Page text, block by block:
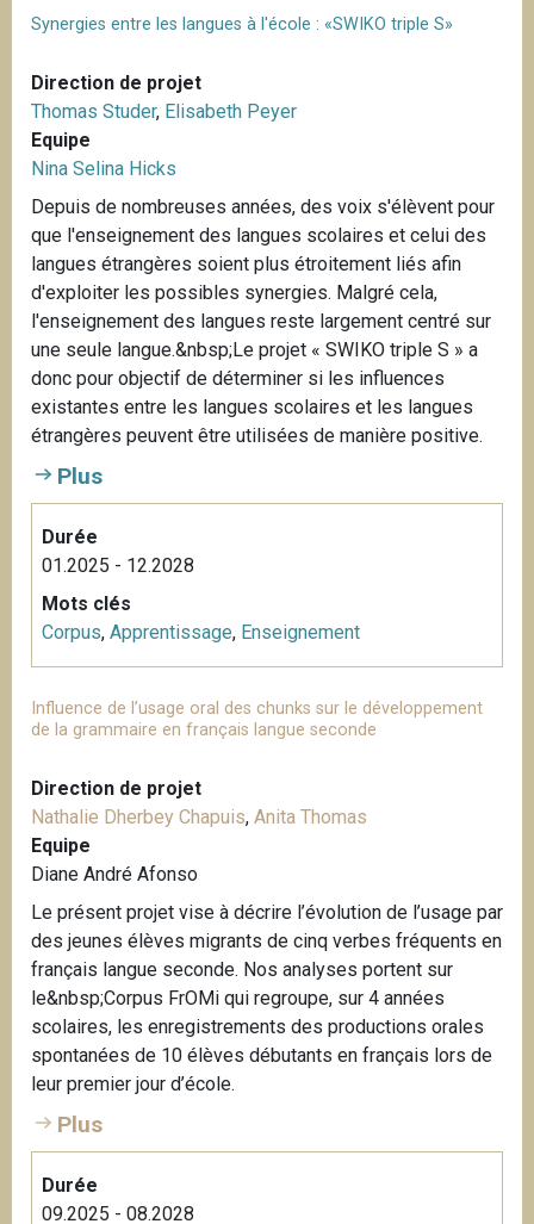
Synergies entre les langues à l'école : «SWIKO triple S»
Direction de projet
Thomas Studer, Elisabeth Peyer
Equipe
Nina Selina Hicks
Depuis de nombreuses années, des voix s'élèvent pour
que l'enseignement des langues scolaires et celui des
langues étrangères soient plus étroitement liés afin
d'exploiter les possibles synergies. Malgré cela,
l'enseignement des langues reste largement centré sur
une seule langue.&nbsp;Le projet « SWIKO triple S » a
donc pour objectif de déterminer si les influences
existantes entre les langues scolaires et les langues
étrangères peuvent être utilisées de manière positive.
Plus
Durée
01.2025 - 12.2028
Mots clés
Corpus, Apprentissage, Enseignement
Influence de l’usage oral des chunks sur le développement
de la grammaire en français langue seconde
Direction de projet
Nathalie Dherbey Chapuis, Anita Thomas
Equipe
Diane André Afonso
Le présent projet vise à décrire l’évolution de l’usage par
des jeunes élèves migrants de cinq verbes fréquents en
français langue seconde. Nos analyses portent sur
le&nbsp;Corpus FrOMi qui regroupe, sur 4 années
scolaires, les enregistrements des productions orales
spontanées de 10 élèves débutants en français lors de
leur premier jour d’école.
Plus
Durée
09.2025 - 08.2028